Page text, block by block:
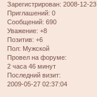
Зарегистрирован: 2008-12-23
Приглашений: 0
Сообщений: 690
Уважение: +8
Позитив: +6
Пол: Мужской
Провел на форуме:
2 часа 46 минут
Последний визит:
2009-05-27 02:37:04